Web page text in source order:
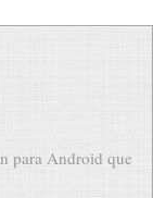
para Android que